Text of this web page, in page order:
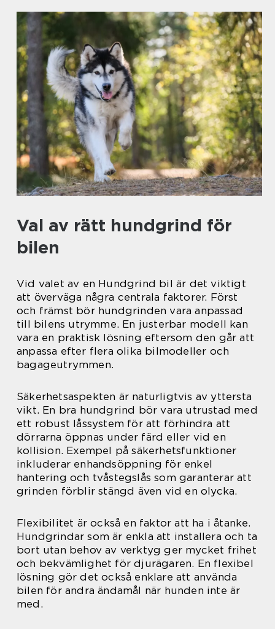
Val av rätt hundgrind för
bilen
Vid valet av en Hundgrind bil är det viktigt
att överväga några centrala faktorer. Först
och främst bör hundgrinden vara anpassad
till bilens utrymme. En justerbar modell kan
vara en praktisk lösning eftersom den går att
anpassa efter flera olika bilmodeller och
bagageutrymmen.
Säkerhetsaspekten är naturligtvis av yttersta
vikt. En bra hundgrind bör vara utrustad med
ett robust låssystem för att förhindra att
dörrarna öppnas under färd eller vid en
kollision. Exempel på säkerhetsfunktioner
inkluderar enhandsöppning för enkel
hantering och tvåstegslås som garanterar att
grinden förblir stängd även vid en olycka.
Flexibilitet är också en faktor att ha i åtanke.
Hundgrindar som är enkla att installera och ta
bort utan behov av verktyg ger mycket frihet
och bekvämlighet för djurägaren. En flexibel
lösning gör det också enklare att använda
bilen för andra ändamål när hunden inte är
med.